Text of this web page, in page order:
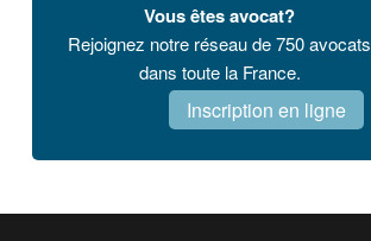
Vous êtes avocat?
Rejoignez notre réseau de 750 avocats
dans toute la France.
Inscription en ligne